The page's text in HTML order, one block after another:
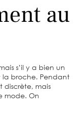
au
s’il y a bien un
la broche. Pendant
mais
mode. On